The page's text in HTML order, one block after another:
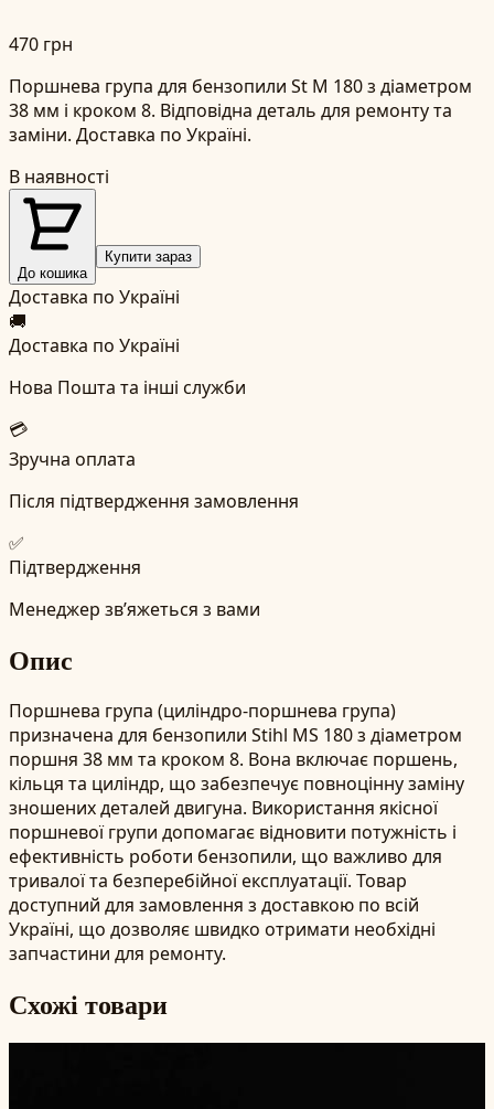
470 грн
Поршнева група для бензопили St M 180 з діаметром
38 мм і кроком 8. Відповідна деталь для ремонту та
заміни. Доставка по Україні.
В наявності
До кошика
Купити зараз
Доставка по Україні
🚚
Доставка по Україні
Нова Пошта та інші служби
💳
Зручна оплата
Після підтвердження замовлення
✅
Підтвердження
Менеджер зв’яжеться з вами
Опис
Поршнева група (циліндро-поршнева група)
призначена для бензопили Stihl MS 180 з діаметром
поршня 38 мм та кроком 8. Вона включає поршень,
кільця та циліндр, що забезпечує повноцінну заміну
зношених деталей двигуна. Використання якісної
поршневої групи допомагає відновити потужність і
ефективність роботи бензопили, що важливо для
тривалої та безперебійної експлуатації. Товар
доступний для замовлення з доставкою по всій
Україні, що дозволяє швидко отримати необхідні
запчастини для ремонту.
Схожі товари